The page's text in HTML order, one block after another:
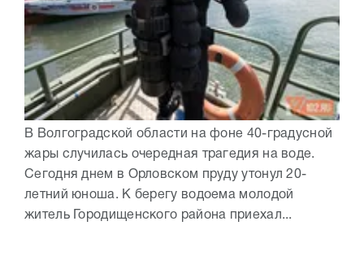
В Волгоградской области на фоне 40-градусной
жары случилась очередная трагедия на воде.
Сегодня днем в Орловском пруду утонул 20-
летний юноша. К берегу водоема молодой
житель Городищенского района приехал...